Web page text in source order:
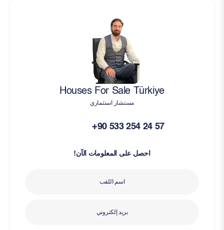
Houses For Sale Türkiye
مستشار استثماري
+90 533 254 24 57
احصل على المعلومات الآن!